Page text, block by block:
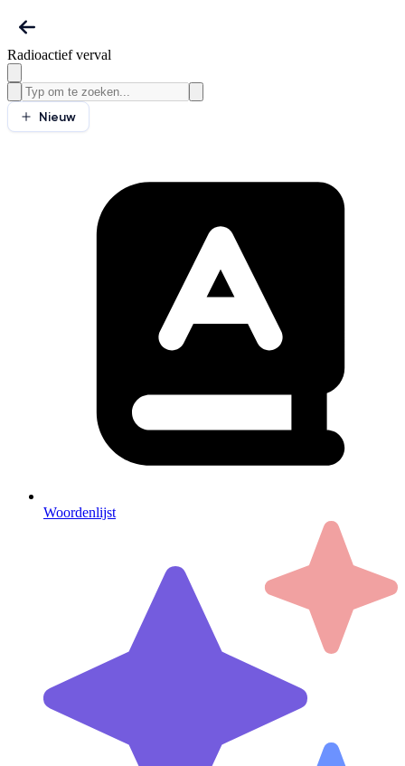
Radioactief verval
Nieuw
Woordenlijst